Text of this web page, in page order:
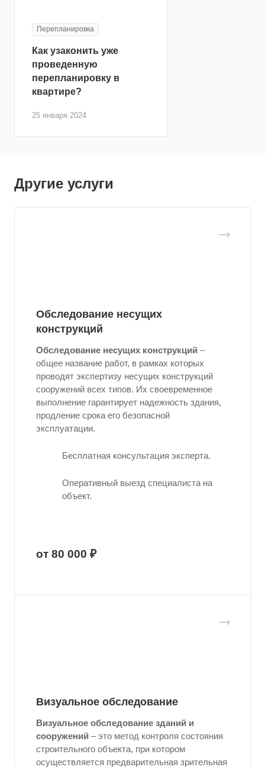
Перепланировка
25 января 2024
Как узаконить уже
проведенную
перепланировку в
квартире?
Другие услуги
Обследование несущих
конструкций
Обследование несущих конструкций –
общее название работ, в рамках которых
проводят экспертизу несущих конструкций
сооружений всех типов. Их своевременное
выполнение гарантирует надежность здания,
продление срока его безопасной
эксплуатации.
Бесплатная консультация эксперта.
Оперативный выезд специалиста на
объект.
от 80 000 ₽
Визуальное обследование
Визуальное обследование зданий и
сооружений – это метод контроля состояния
строительного объекта, при котором
осуществляется предварительная зрительная